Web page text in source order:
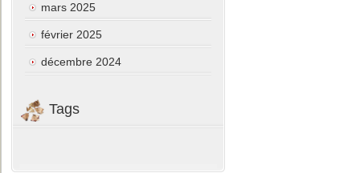
mars 2025
février 2025
décembre 2024
Tags